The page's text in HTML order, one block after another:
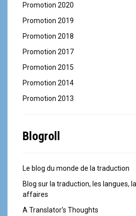
Promotion 2020
Promotion 2019
Promotion 2018
Promotion 2017
Promotion 2015
Promotion 2014
Promotion 2013
Blogroll
Le blog du monde de la traduction
Blog sur la traduction, les langues,
affaires
A Translator's Thoughts